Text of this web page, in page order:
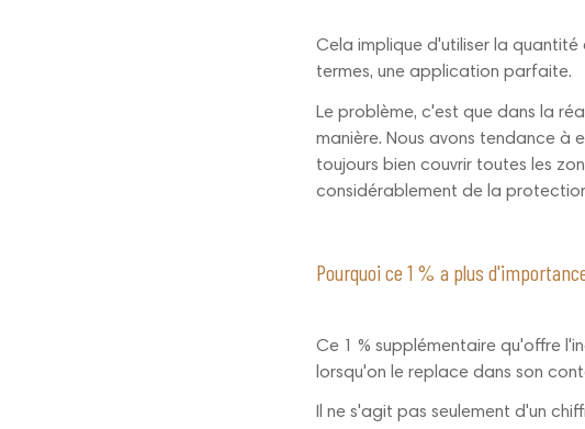
Cela implique d'utiliser la
termes, une application parfaite.
Le problème, c'est que dans la
manière. Nous avons tendance à
toujours bien couvrir toutes les
considérablement de la
Pourquoi ce 1 % a plus
Ce 1 % supplémentaire qu'offre
lorsqu'on le replace dans son
Il ne s'agit pas seulement d'un